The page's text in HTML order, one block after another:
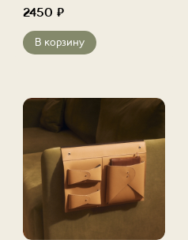
2450 ₽
В корзину